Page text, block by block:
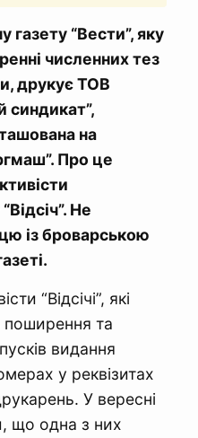
“Вести”, яку
численних тез
друкує ТОВ
синдикат”,
на
Про це
Не
із броварською
“Відсічі”, які
поширення та
видання
у реквізитах
У вересні
що одна з них